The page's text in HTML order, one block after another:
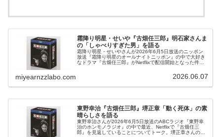
霜降り明星・せいや『古畑任三郎』明石家さんま
の「しゃべりすぎた男」を語る
霜降り明星・せいやさんが2026年6月5日放送のニッポン
放送『霜降り明星のオールナイトニッポン』の中で大好き
なドラマ『古畑任三郎』がNetflixで配信開始となった件に
すめエピソードを話す中で明石家さんまさんの「しゃべり
miyearnzzlabo.com 2026.06.07
東野幸治『古畑任三郎』堺正章「動く死体」の素
晴らしさを語る
東野幸治さんが2026年6月5日放送のABCラジオ『東野幸
治のホンモノラジオ』の中で最近、Netflixで『古畑任三
郎』を見返していることについてトーク。堺正章さんのエ